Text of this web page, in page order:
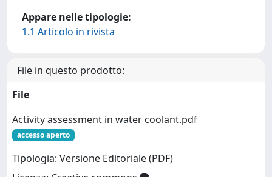
Appare nelle tipologie:
1.1 Articolo in rivista
File in questo prodotto:
File
Activity assessment in water coolant.pdf
accesso aperto
Tipologia: Versione Editoriale (PDF)